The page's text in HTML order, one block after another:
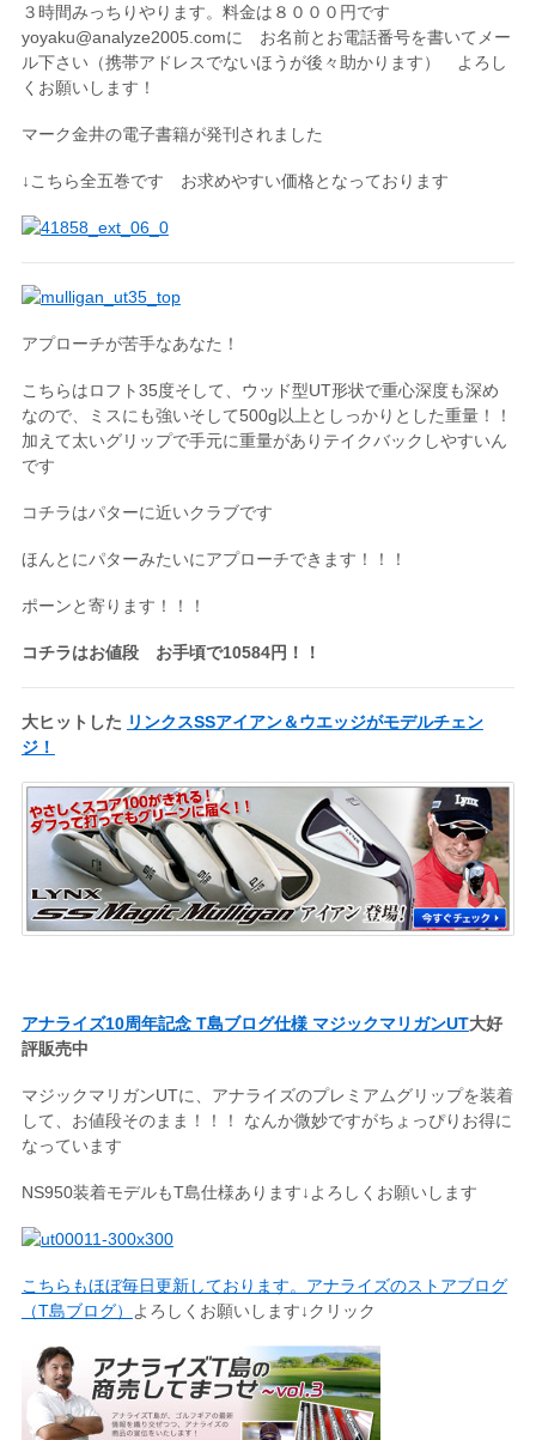
３時間みっちりやります。料金は８０００円です
yoyaku@analyze2005.comに お名前とお電話番号を書いてメー
ル下さい（携帯アドレスでないほうが後々助かります） よろし
くお願いします！
マーク金井の電子書籍が発刊されました
↓こちら全五巻です お求めやすい価格となっております
アプローチが苦手なあなた！
こちらはロフト35度そして、ウッド型UT形状で重心深度も深め
なので、ミスにも強いそして500g以上としっかりとした重量！！
加えて太いグリップで手元に重量がありテイクバックしやすいん
です
コチラはパターに近いクラブです
ほんとにパターみたいにアプローチできます！！！
ポーンと寄ります！！！
コチラはお値段 お手頃で10584円！！
大ヒットした リンクスSSアイアン＆ウエッジがモデルチェン
ジ！
アナライズ10周年記念 T島ブログ仕様 マジックマリガンUT大好
評販売中
マジックマリガンUTに、アナライズのプレミアムグリップを装着
して、お値段そのまま！！！ なんか微妙ですがちょっぴりお得に
なっています
NS950装着モデルもT島仕様あります↓よろしくお願いします
こちらもほぼ毎日更新しております。アナライズのストアブログ
（T島ブログ）
よろしくお願いします↓クリック